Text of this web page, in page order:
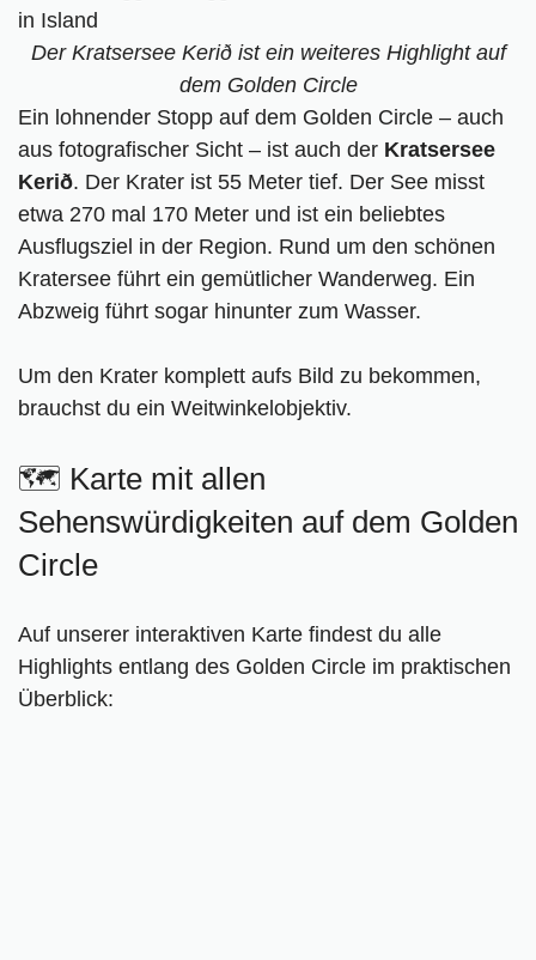
Der Kratsersee Kerið ist ein weiteres Highlight auf
dem Golden Circle
Ein lohnender Stopp auf dem Golden Circle – auch
aus fotografischer Sicht – ist auch der Kratsersee
Kerið. Der Krater ist 55 Meter tief. Der See misst
etwa 270 mal 170 Meter und ist ein beliebtes
Ausflugsziel in der Region. Rund um den schönen
Kratersee führt ein gemütlicher Wanderweg. Ein
Abzweig führt sogar hinunter zum Wasser.
Um den Krater komplett aufs Bild zu bekommen,
brauchst du ein Weitwinkelobjektiv.
🗺️ Karte mit allen
Sehenswürdigkeiten auf dem Golden
Circle
Auf unserer interaktiven Karte findest du alle
Highlights entlang des Golden Circle im praktischen
Überblick: